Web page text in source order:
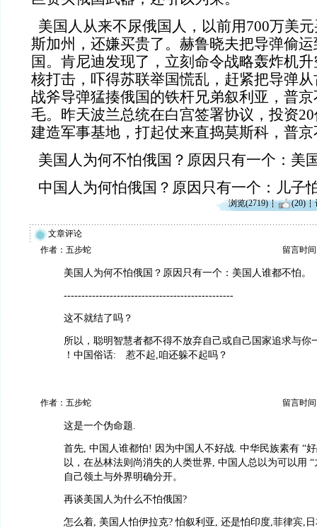
美国人从来不尿俄国人，以前用700万美
斯加州，还嫌买贵了。赫鲁晓夫把导弹偷
国。肯尼迪发现了，立刻命令战略轰炸机
核打击，吓得苏联举国慌乱，赶紧把导弹
战斧导弹猛揍俄国的铁杆兄弟叙利亚，普
毛。昨天波兰总统在白宫签署协议，投资
建造军事基地，打起仗来直捣莫斯科，普
美国人为何不怕俄国？原因只有一个：美
中国人为何怕俄国？原因只有一个：儿子
浏览(2719) (20)
文章评论
作者：五步蛇
留言时间
美国人为何不怕俄国？原因只有一个：美国人谁都不怕。
------------------------------------------------
这不就结了吗？
所以，聪明智慧者都不得不放弃自己或自己国家追求与你
！中国俗话: 惹不起,咱还躲不起吗？
作者：五步蛇 留言时间
这是一个伪命题.
首先, 中国人谁都怕! 因为中国人不好战. 中华民族素有 “
以，在丛林法则尚消失的人类世界, 中国人总以为可以用 “
自己领土与外界明确分开。
再谈美国人为什么不怕俄国?
怎么着, 美国人怕伊拉克? 怕叙利亚, 还是怕印度,菲律宾,